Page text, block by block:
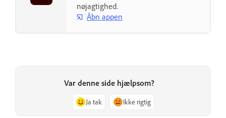
nøjagtighed.
Åbn appen
Var denne side hjælpsom?
Ja tak Ikke rigtig